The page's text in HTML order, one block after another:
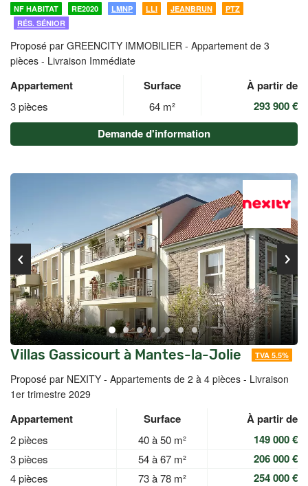
NF HABITAT RE2020 LMNP LLI JEANBRUN
PTZ
RÉS. SÉNIOR
Proposé par GREENCITY IMMOBILIER - Appartement de 3
pièces - Livraison Immédiate
Appartement Surface À partir de
3 pièces 64 m²
293 900 €
Demande d'information
Villas Gassicourt à Mantes-la-Jolie TVA 5.5%
Proposé par NEXITY - Appartements de 2 à 4 pièces - Livraison
1er trimestre 2029
Appartement Surface À partir de
2 pièces 40 à 50 m² 149 000 €
3 pièces 54 à 67 m² 206 000 €
4 pièces 73 à 78 m²
254 000 €